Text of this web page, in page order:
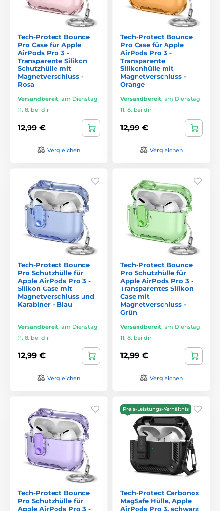
Tech-Protect Bounce
Pro Case für Apple
AirPods Pro 3 -
Transparente Silikon
Schutzhülle mit
Magnetverschluss -
Rosa
Versandbereit, am Dienstag
11. 8. bei dir
12,99 €
Vergleichen
Tech-Protect Bounce
Pro Case für Apple
AirPods Pro 3 -
Transparente
Silikonhülle mit
Magnetverschluss -
Orange
Versandbereit, am Dienstag
11. 8. bei dir
12,99 €
Vergleichen
Tech-Protect Bounce
Pro Schutzhülle für
Apple AirPods Pro 3 -
Silikon Case mit
Magnetverschluss und
Karabiner - Blau
Versandbereit, am Dienstag
11. 8. bei dir
12,99 €
Vergleichen
Tech-Protect Bounce
Pro Schutzhülle für
Apple AirPods Pro 3 -
Transparentes Silikon
Case mit
Magnetverschluss -
Grün
Versandbereit, am Dienstag
11. 8. bei dir
12,99 €
Vergleichen
Tech-Protect Bounce
Pro Schutzhülle für
Apple AirPods Pro 3 -
Preis-Leistungs-Verhältnis
Tech-Protect Carbonox
MagSafe Hülle, Apple
AirPods Pro 3, schwarz